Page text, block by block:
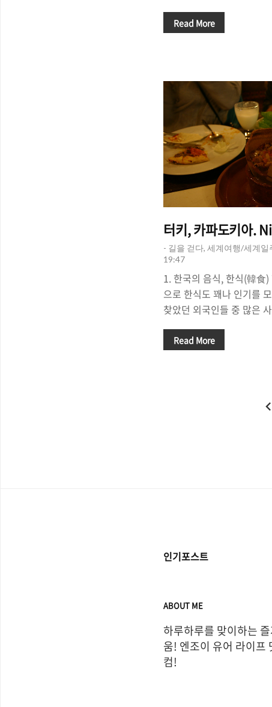
다. 여행을 하다보면 수 많
의 과정 속에서 자신만이
경우가 많았다. 여행자들
'역사와 개성이 사라진'도
은 '매력적인 도시'를 갈망
있는 곳, '상트 페테르부르
Read More
터키, 카파도키아.
- 길을 걷다, 세계여행/세계일
19:47
1. 한국의 음식, 한식(韓食
으로 한식도 꽤나 인기를
찾았던 외국인들 중 많은
을 이야기한다. 한국에서
음식이 입맛에 맞지 않아
Read More
인기포스트
ABOUT ME
하루하루를 맞이하는
움! 엔조이 유어 라이프
컴!